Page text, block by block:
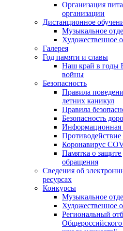
Организация
организации
Дистанционное
Музыкальное
Художественное
Галерея
Год памяти и славы
Наш край в годы
войны
Безопасность
Правила
летних каникул
Правила
Безопасность
Информационная
Противодействие
Коронавирус
Памятка о защите
обращения
Сведения об
ресурсах
Конкурсы
Музыкальное
Художественное
Региональный